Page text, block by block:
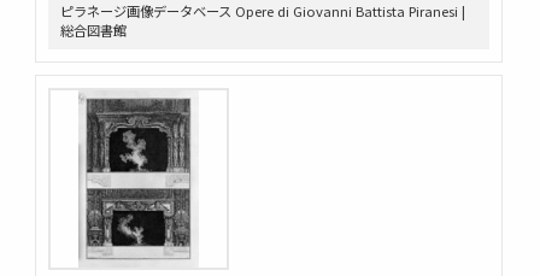
ピラネージ画像データベース Opere di Giovanni Battista Piranesi |
総合図書館